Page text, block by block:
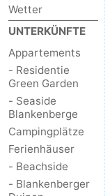
Wetter
UNTERKÜNFTE
Appartements
- Residentie
Green Garden
- Seaside
Blankenberge
Campingplätze
Ferienhäuser
- Beachside
- Blankenberger